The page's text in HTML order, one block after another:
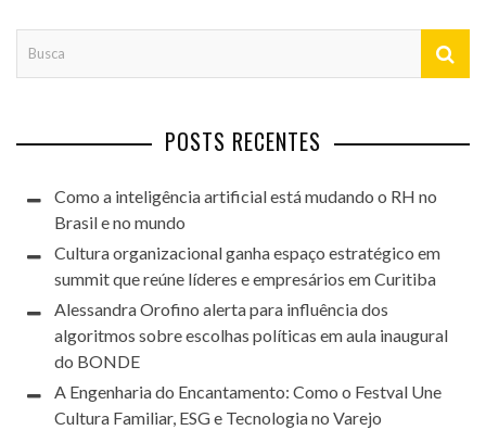
POSTS RECENTES
Como a inteligência artificial está mudando o RH no
Brasil e no mundo
Cultura organizacional ganha espaço estratégico em
summit que reúne líderes e empresários em Curitiba
Alessandra Orofino alerta para influência dos
algoritmos sobre escolhas políticas em aula inaugural
do BONDE
A Engenharia do Encantamento: Como o Festval Une
Cultura Familiar, ESG e Tecnologia no Varejo